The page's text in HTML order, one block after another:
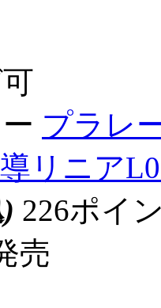
プラレ
リニア
226ポイ
売